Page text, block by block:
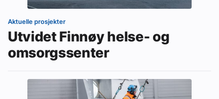
Aktuelle prosjekter
Utvidet Finnøy helse- og
omsorgssenter